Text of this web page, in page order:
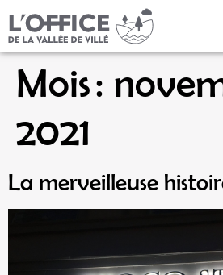
Mois :
2021
La merveilleuse
Panneau de gestion des cookies